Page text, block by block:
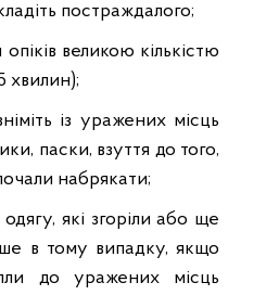
постраждалого;
великою кількістю
хвилин);
із уражених місць
паски, взуття до того,
набрякати;
які згоріли або ще
в тому випадку, якщо
до уражених місць